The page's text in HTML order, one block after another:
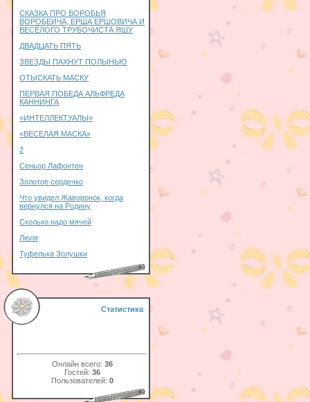
СКАЗКА ПРО ВОРОБЬЯ
ВОРОБЕИЧА, ЕРША ЕРШОВИЧА И
ВЕСЁЛОГО ТРУБОЧИСТА ЯШУ
ДВАДЦАТЬ ПЯТЬ
ЗВЕЗДЫ ПАХНУТ ПОЛЫНЬЮ
ОТЫСКАТЬ МАСКУ
ПЕРВАЯ ПОБЕДА АЛЬФРЕДА
КАННИНГА
«ИНТЕЛЛЕКТУАЛЫ»
«ВЕСЕЛАЯ МАСКА»
2
Сеньор Лафонтен
Золотое сердечко
Что увидел Жаворонок, когда
вернулся на Родину
Сколько надо мячей
Люля
Туфелька Золушки
Статистика
Онлайн всего: 36
Гостей: 36
Пользователей: 0